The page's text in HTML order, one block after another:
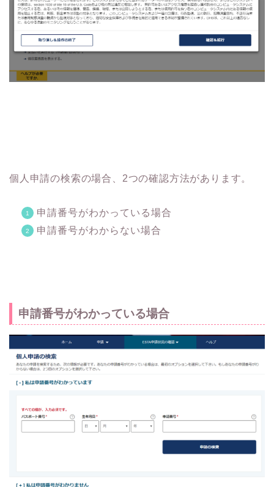
個人申請の検索の場合、2つの確認方法があります。
申請番号がわかっている場合
申請番号がわからない場合
申請番号がわかっている場合